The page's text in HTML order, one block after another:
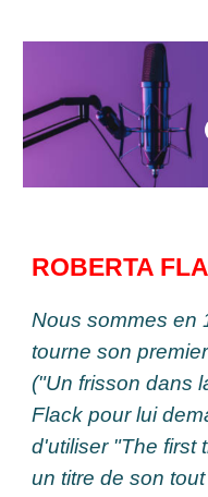
ROBERTA
Nous sommes en
tourne son
("Un frisson dans
Flack pour lui
d'utiliser "The first
un titre de son